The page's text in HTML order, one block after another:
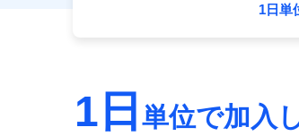
1日単
1日 単位で加入